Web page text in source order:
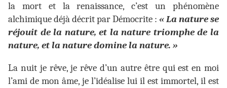
la mort et la renaissance, c’est un phénomène
alchimique déjà décrit par Démocrite : « La nature se
réjouit de la nature, et la nature triomphe de la
nature, et la nature domine la nature. »
La nuit je rêve, je rêve d’un autre être qui est en moi
l’ami de mon âme, je l’idéalise lui il est immortel, il est